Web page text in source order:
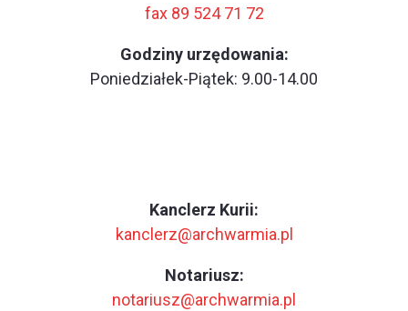
fax 89 524 71 72
Godziny urzędowania:
Poniedziałek-Piątek: 9.00-14.00
Kanclerz Kurii:
kanclerz@archwarmia.pl
Notariusz:
notariusz@archwarmia.pl